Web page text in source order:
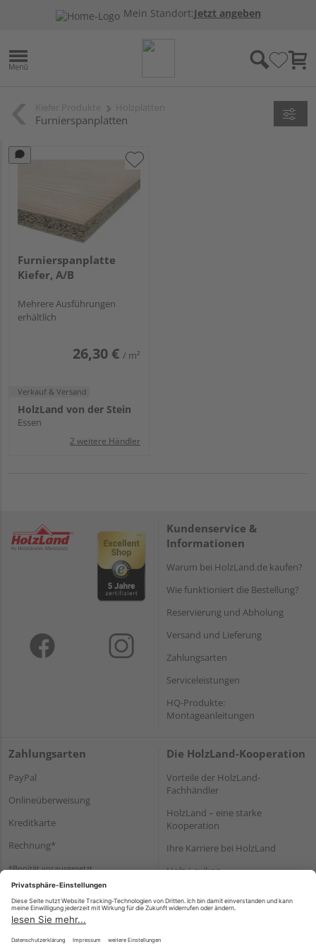
Mein Standort:Jetzt angeben
Furnierspanplatten
Furnierspanplatte
Kiefer, A/B
Mehrere Ausführungen
erhältlich
26,30 € / m²
Verkauf & Versand
HolzLand von der Stein
Essen
2 weitere Händler
Kundenservice &
Informationen
Warum bei HolzLand.de kaufen?
Wie funktioniert die Bestellung?
Reservierung und Abholung
Versand und Lieferung
Zahlungsarten
Serviceleistungen
HQ-Produkte:
Montageanleitungen
Zahlungsarten
PayPal
Onlineüberweisung
Kreditkarte
Rechnung*
*Bonität vorausgesetzt
Die HolzLand-Kooperation
Vorteile der HolzLand-
Fachhändler
HolzLand – eine starke
Kooperation
Ihre Karriere bei HolzLand
Holz-Lexikon